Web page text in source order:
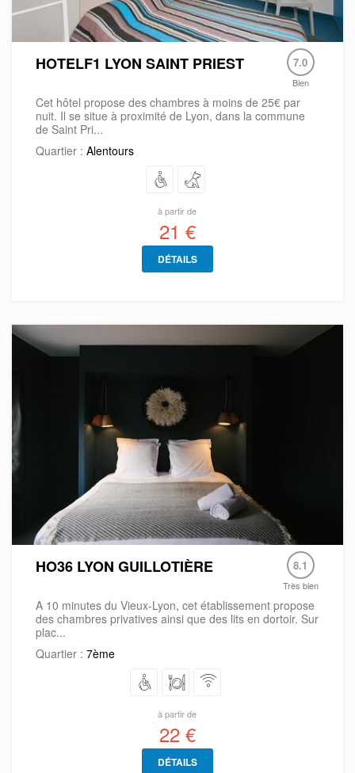
HOTELF1 LYON SAINT PRIEST 7.0
Bien
Cet hôtel propose des chambres à moins de 25€ par
nuit. Il se situe à proximité de Lyon, dans la commune
de Saint Pri...
Quartier : Alentours
à partir de
21 €
DÉTAILS
HO36 LYON GUILLOTIÈRE 8.1
Très bien
A 10 minutes du Vieux-Lyon, cet établissement propose
des chambres privatives ainsi que des lits en dortoir. Sur
plac...
Quartier : 7ème
à partir de
22 €
DÉTAILS